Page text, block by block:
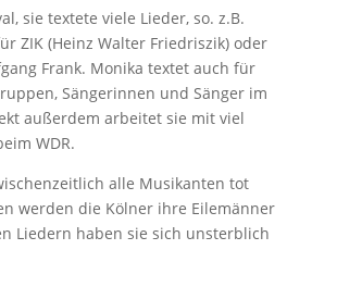
sie textete viele Lieder, so. z.B.
ZIK (Heinz Walter Friedriszik) oder
Frank. Monika textet auch für
Sängerinnen und Sänger im
außerdem arbeitet sie mit viel
WDR.
alle Musikanten tot
werden die Kölner ihre Eilemänner
Liedern haben sie sich unsterblich